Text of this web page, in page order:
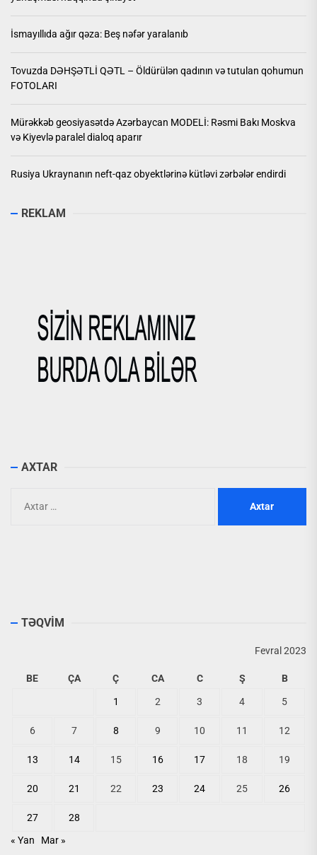
İsmayıllıda ağır qəza: Beş nəfər yaralanıb
Tovuzda DƏHŞƏTLİ QƏTL – Öldürülən qadının və tutulan qohumun
FOTOLARI
Mürəkkəb geosiyasətdə Azərbaycan MODELİ: Rəsmi Bakı Moskva
və Kiyevlə paralel dialoq aparır
Rusiya Ukraynanın neft-qaz obyektlərinə kütləvi zərbələr endirdi
REKLAM
AXTAR
TƏQVİM
Fevral 2023
BE ÇA Ç CA C Ş B
1 2 3 4 5
6 7 8 9 10 11 12
13 14 15 16 17 18 19
20 21 22 23 24 25 26
27
28
« Yan
Mar »